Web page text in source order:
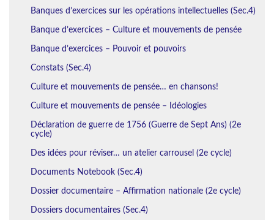
Banques d’exercices sur les opérations intellectuelles (Sec.4)
Banque d’exercices – Culture et mouvements de pensée
Banque d’exercices – Pouvoir et pouvoirs
Constats (Sec.4)
Culture et mouvements de pensée… en chansons!
Culture et mouvements de pensée – Idéologies
Déclaration de guerre de 1756 (Guerre de Sept Ans) (2e
cycle)
Des idées pour réviser… un atelier carrousel (2e cycle)
Documents Notebook (Sec.4)
Dossier documentaire – Affirmation nationale (2e cycle)
Dossiers documentaires (Sec.4)